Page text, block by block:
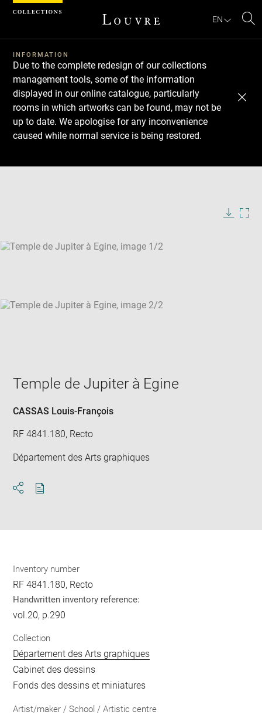
EN
INFORMATION
Due to the complete redesign of our collections
management tools, some of the information
displayed in our online catalogue, particularly
rooms in which artworks can be found, may not be
up to date. We apologise for any inconvenience
caused while normal service is being restored.
SKIP IMAGE CAROUSEL
Download
Next
Previous
Temple de Jupiter à Egine
CASSAS Louis-François
RF 4841.180, Recto
Département des Arts graphiques
Inventory number
RF 4841.180, Recto
Handwritten inventory reference:
vol.20, p.290
Collection
Département des Arts graphiques
Cabinet des dessins
Fonds des dessins et miniatures
Artist/maker / School / Artistic centre
Cookies management panel